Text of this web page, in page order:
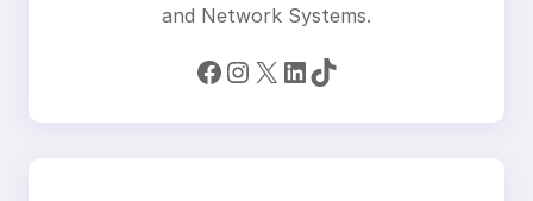
and Network Systems.
Facebook Instagram X LinkedIn TikTok